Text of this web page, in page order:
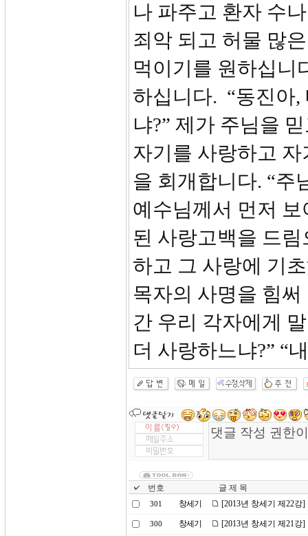
나 파주고 환자 수
죄악 되고 허물 많
먹이기를 원하십니
하십니다. “동진아,
냐?” 제가 주님을
자기를 사랑하고
을 회개합니다. “주
예수님께서 먼저
된 사랑고백을 드
하고 그 사랑에 기
목자의 사명을 힘
간 우리 각자에게
더 사랑하느냐?” “
번호 글 제 목
301 창세기 [2013년 창세기 제22강
300 창세기 [2013년 창세기 제21강